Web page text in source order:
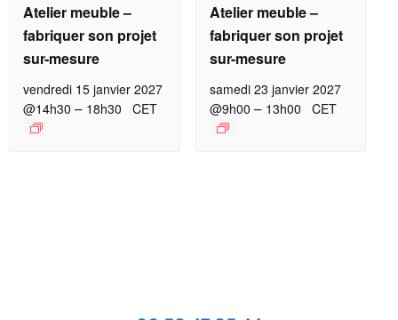
Atelier meuble –
fabriquer son projet
sur-mesure
vendredi 15 janvier 2027
@14h30 – 18h30 CET
Atelier meuble –
fabriquer son projet
sur-mesure
samedi 23 janvier 2027
@9h00 – 13h00 CET